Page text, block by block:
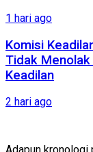
1 hari ago
Komisi
Tidak
Keadilan
2 hari ago